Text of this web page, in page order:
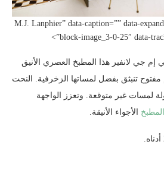
M.J. Lanphier” data-caption=”” data-
block-image_3-0-25″ data-
جي لانفير هذا المطبخ العصري الأنيق
تنبثق بفضل لمساتها الزخرفية. النحت
لمسات غير متوقعة. وتعزز الواجهة
الأجواء الأنيقة.